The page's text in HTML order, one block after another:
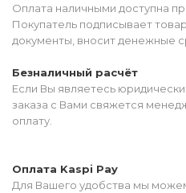
Оплата наличными доступна
Покупатель подписывает
документы, вносит денежные
Безналичный расчёт
Если Вы являетесь
заказа с Вами свяжется
оплату.
Оплата Kaspi Pay
Для Вашего удобства мы